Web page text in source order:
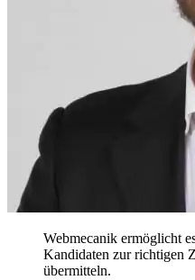
Webmecanik ermöglicht
Kandidaten zur richtigen
übermitteln.